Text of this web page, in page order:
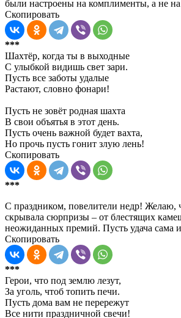
были настроены на комплименты, а не
Скопировать
***
Шахтёр, когда ты в выходные
С улыбкой видишь свет зари.
Пусть все заботы удалые
Растают, словно фонари!
Пусть не зовёт родная шахта
В свои объятья в этот день.
Пусть очень важной будет вахта,
Но прочь пусть гонит злую лень!
Скопировать
***
С праздником, повелители недр! Желаю,
скрывала сюрпризы – от блестящих
неожиданных премий. Пусть удача сама
Скопировать
***
Герои, что под землю лезут,
За уголь, чтоб топить печи.
Пусть дома вам не перережут
Все нити праздничной свечи!